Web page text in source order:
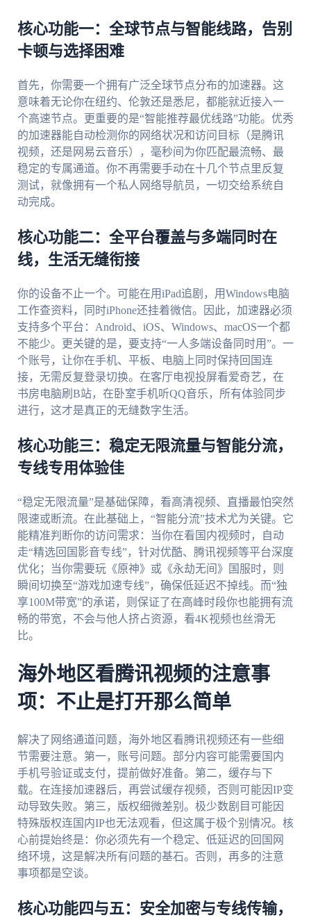
核心功能一：全球节点与智能线路，告别
卡顿与选择困难
首先，你需要一个拥有广泛全球节点分布的加速器。这
意味着无论你在纽约、伦敦还是悉尼，都能就近接入一
个高速节点。更重要的是“智能推荐最优线路”功能。优秀
的加速器能自动检测你的网络状况和访问目标（是腾讯
视频，还是网易云音乐），毫秒间为你匹配最流畅、最
稳定的专属通道。你不再需要手动在十几个节点里反复
测试，就像拥有一个私人网络导航员，一切交给系统自
动完成。
核心功能二：全平台覆盖与多端同时在
线，生活无缝衔接
你的设备不止一个。可能在用iPad追剧，用Windows电脑
工作查资料，同时iPhone还挂着微信。因此，加速器必须
支持多个平台：Android、iOS、Windows、macOS一个都
不能少。更关键的是，要支持“一人多端设备同时用”。一
个账号，让你在手机、平板、电脑上同时保持回国连
接，无需反复登录切换。在客厅电视投屏看爱奇艺，在
书房电脑刷B站，在卧室手机听QQ音乐，所有体验同步
进行，这才是真正的无缝数字生活。
核心功能三：稳定无限流量与智能分流，
专线专用体验佳
“稳定无限流量”是基础保障，看高清视频、直播最怕突然
限速或断流。在此基础上，“智能分流”技术尤为关键。它
能精准判断你的访问需求：当你在看国内视频时，自动
走“精选回国影音专线”，针对优酷、腾讯视频等平台深度
优化；当你需要玩《原神》或《永劫无间》国服时，则
瞬间切换至“游戏加速专线”，确保低延迟不掉线。而“独
享100M带宽”的承诺，则保证了在高峰时段你也能拥有流
畅的带宽，不会与他人挤占资源，看4K视频也丝滑无
比。
海外地区看腾讯视频的注意事
项：不止是打开那么简单
解决了网络通道问题，海外地区看腾讯视频还有一些细
节需要注意。第一，账号问题。部分内容可能需要国内
手机号验证或支付，提前做好准备。第二，缓存与下
载。在连接加速器后，再尝试缓存视频，否则可能因IP变
动导致失败。第三，版权细微差别。极少数剧目可能因
特殊版权连国内IP也无法观看，但这属于极个别情况。核
心前提始终是：你必须先有一个稳定、低延迟的回国网
络环境，这是解决所有问题的基石。否则，再多的注意
事项都是空谈。
核心功能四与五：安全加密与专线传输，